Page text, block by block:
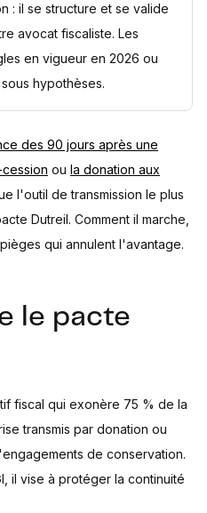
: il se structure et se valide
avocat fiscaliste. Les
en vigueur en 2026 ou
hypothèses.
des 90 jours après une
ou la donation aux
l'outil de transmission le plus
Dutreil. Comment il marche,
qui annulent l'avantage.
le pacte
fiscal qui exonère 75 % de la
transmis par donation ou
de conservation.
il vise à protéger la continuité